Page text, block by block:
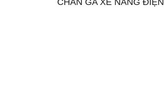
CHÂN GA XE NÂNG ĐIỆN